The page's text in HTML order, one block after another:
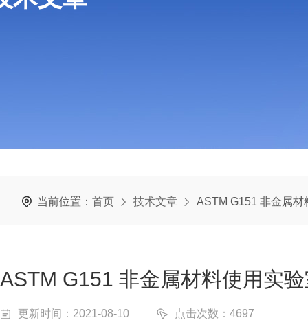
当前位置： 首页 技术文章 ASTM G151 非金属
ASTM G151 非金属材料使用实
更新时间：2021-08-10 点击次数：4697